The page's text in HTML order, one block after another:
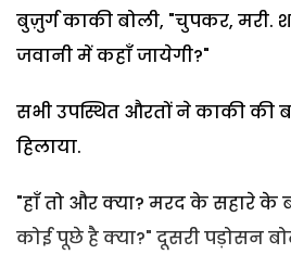
बुज़ुर्ग काकी बोली, "चुपकर, मरी.
जवानी में कहाँ जायेगी?"
सभी उपस्थित औरतों ने काकी की
हिलाया.
"हाँ तो और क्या? मरद के सहारे
कोई पूछे है क्या?" दूसरी पड़ोसन